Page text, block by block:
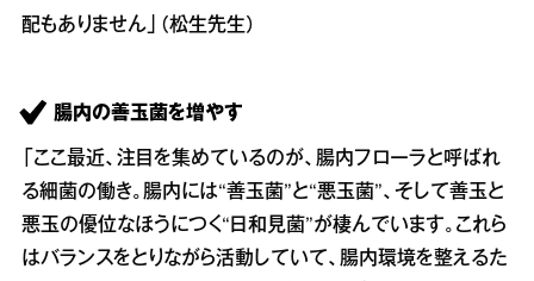
配もありません」（松生先生）
腸内の善玉菌を増やす
「ここ最近、注目を集めているのが、腸内フローラと呼ばれ
る細菌の働き。腸内には“善玉菌”と“悪玉菌”、そして善玉と
悪玉の優位なほうにつく“日和見菌”が棲んでいます。これら
はバランスをとりながら活動していて、腸内環境を整えるた